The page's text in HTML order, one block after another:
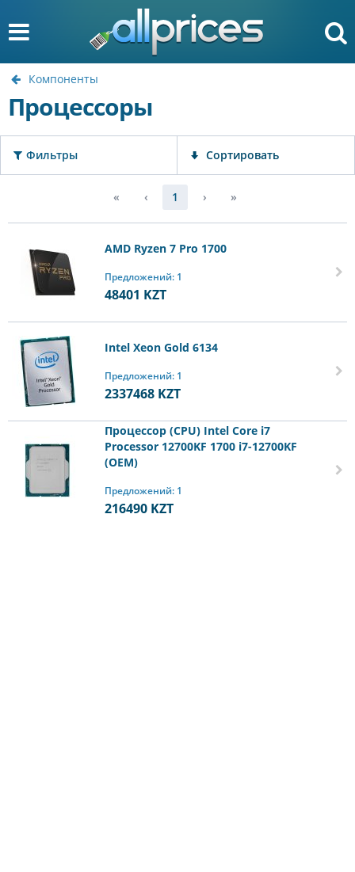
Компоненты
Процессоры
Фильтры Сортировать
« ‹ 1 › »
AMD Ryzen 7 Pro 1700
Предложений: 1
48401 KZT
Intel Xeon Gold 6134
Предложений: 1
2337468 KZT
Процессор (CPU) Intel Core i7
Processor 12700KF 1700 i7-12700KF
(OEM)
Предложений: 1
216490 KZT